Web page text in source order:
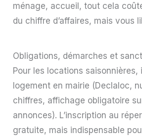
ménage, accueil, tout cela
du chiffre d’affaires, mais vous
Obligations, démarches et
Pour les locations
logement en mairie (Declaloc,
chiffres, affichage obligatoire
annonces). L’inscription au
gratuite, mais indispensable